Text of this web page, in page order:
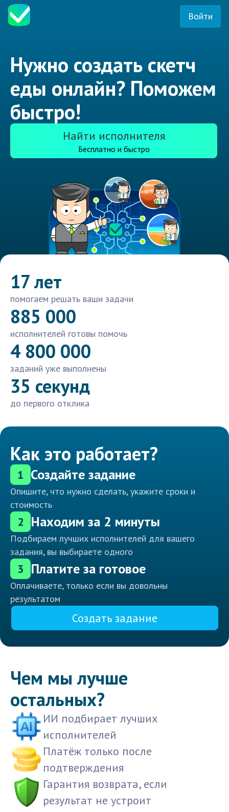
Войти
Нужно создать скетч
еды онлайн? Поможем
быстро!
Найти исполнителя
Бесплатно и быстро
17 лет
помогаем решать ваши задачи
885 000
исполнителей готовы помочь
4 800 000
заданий уже выполнены
35 секунд
до первого отклика
Как это работает?
1 Создайте задание
Опишите, что нужно сделать, укажите сроки и
стоимость
2 Находим за 2 минуты
Подбираем лучших исполнителей для вашего
задания, вы выбираете одного
3 Платите за готовое
Оплачиваете, только если вы довольны
результатом
Создать задание
Чем мы лучше
остальных?
ИИ подбирает лучших
исполнителей
Платёж только после
подтверждения
Гарантия возврата, если
результат не устроит